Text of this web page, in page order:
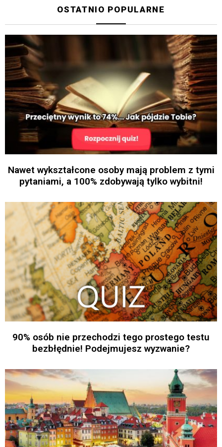
OSTATNIO POPULARNE
Nawet wykształcone osoby mają problem z tymi
pytaniami, a 100% zdobywają tylko wybitni!
90% osób nie przechodzi tego prostego testu
bezbłędnie! Podejmujesz wyzwanie?